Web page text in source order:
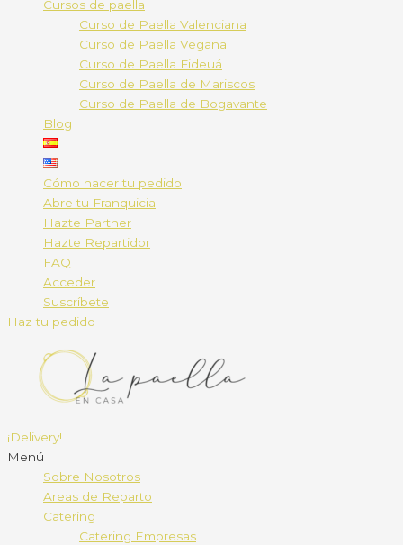
Cursos de paella
Curso de Paella Valenciana
Curso de Paella Vegana
Curso de Paella Fideuá
Curso de Paella de Mariscos
Curso de Paella de Bogavante
Blog
Cómo hacer tu pedido
Abre tu Franquicia
Hazte Partner
Hazte Repartidor
FAQ
Acceder
Suscríbete
Haz tu pedido
¡Delivery!
Menú
Sobre Nosotros
Areas de Reparto
Catering
Catering Empresas